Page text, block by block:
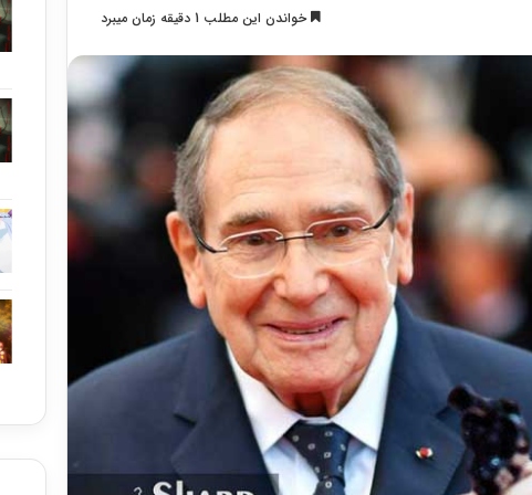
خواندن این مطلب 1 دقیقه زمان میبرد